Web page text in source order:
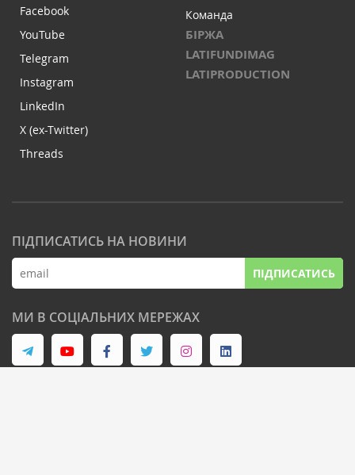
Facebook
YouTube
Telegram
Instagram
LinkedIn
X (ex-Twitter)
Threads
Команда
БІРЖА
LATIFUNDIMAG
LATIPRODUCTION
ПІДПИСАТИСЬ НА НОВИНИ
ПІДПИСАТИСЬ
МИ В СОЦІАЛЬНИХ МЕРЕЖАХ